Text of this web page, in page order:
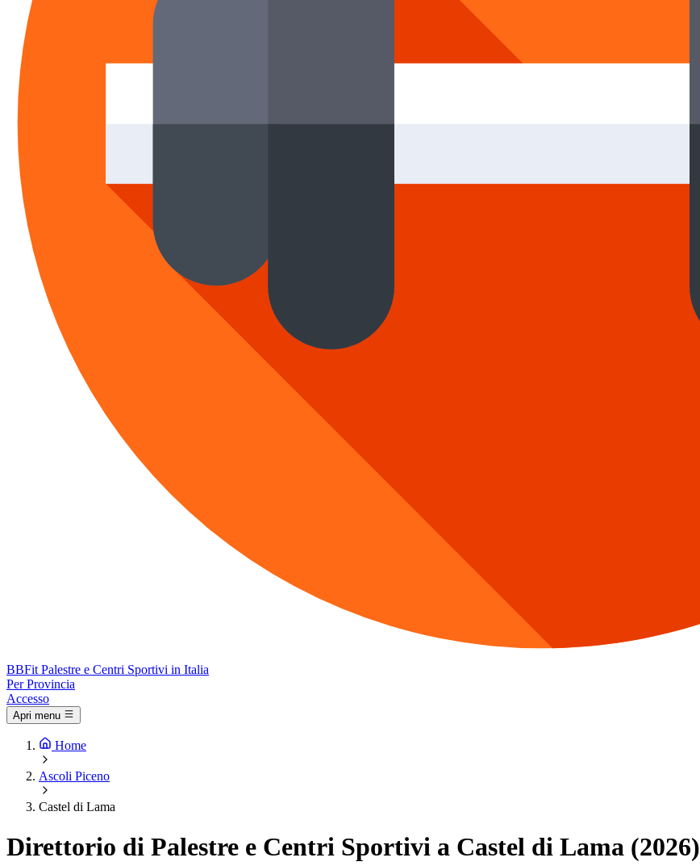
BBFit Palestre e Centri Sportivi in Italia
Per Provincia
Accesso
Apri menu
Home
Ascoli Piceno
Castel di Lama
Direttorio di Palestre e Centri Sportivi a Castel di Lama (2026)